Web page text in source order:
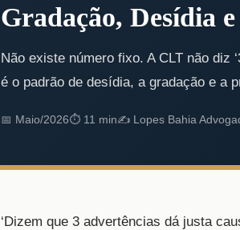
Gradação, Desídia
Não existe número fixo. A CLT não diz
é o padrão de desídia, a gradação e a
📅 Maio/2026⏱ 11 min✍️ Lopes Bahia
‘Dizem que 3 advertências dá justa